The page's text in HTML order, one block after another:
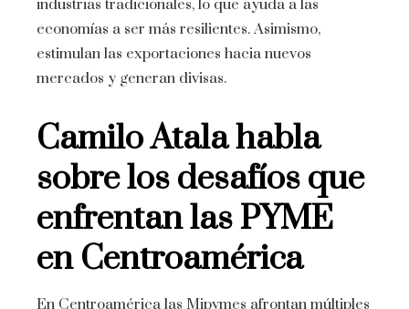
industrias tradicionales, lo que ayuda a las
economías a ser más resilientes. Asimismo,
estimulan las exportaciones hacia nuevos
mercados y generan divisas.
Camilo Atala habla
sobre los desafíos que
enfrentan las PYME
en Centroamérica
En Centroamérica las Mipymes afrontan múltiples